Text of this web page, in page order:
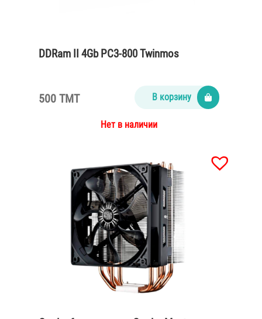
DDRam II 4Gb PC3-800 Twinmos
500 TMT В корзину
Нет в наличии